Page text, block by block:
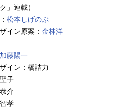
」連載）
松本しげのぶ
イン原案： 金林洋
加藤陽一
イン：橋詰力
子
介
孝